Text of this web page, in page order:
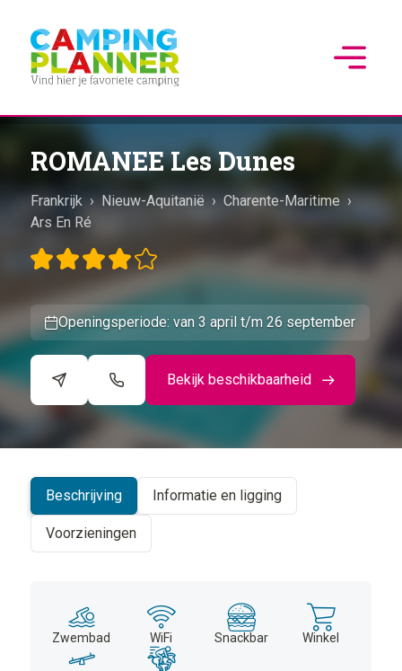
ROMANEE Les Dunes
Frankrijk › Nieuw-Aquitanië › Charente-Maritime ›
Ars En Ré
Openingsperiode: van 3 april t/m 26 september
Bekijk beschikbaarheid
+
Beschrijving Informatie en ligging
Voorzieningen
Zwembad WiFi Snackbar Winkel